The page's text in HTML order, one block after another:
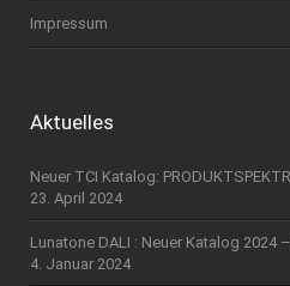
Impressum
Aktuelles
Neuer TCI Katalog:
23. April 2024
Lunatone DALI : Neuer Katalog 2024
4. Januar 2024